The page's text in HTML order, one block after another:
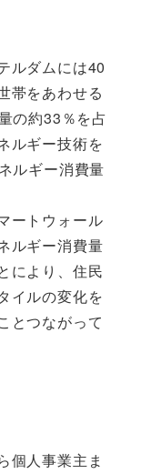
ルダムには40
帯をあわせる
の約33％を占
ルギー技術を
ルギー消費量
ートウォール
ルギー消費量
により、住民
イルの変化を
とつながって
個人事業主ま